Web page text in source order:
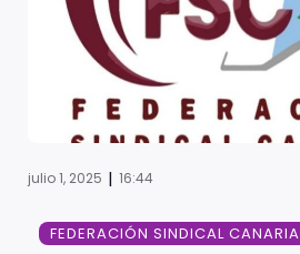
julio 1, 2025 | 16:44
FEDERACIÓN SINDICAL CANARIA